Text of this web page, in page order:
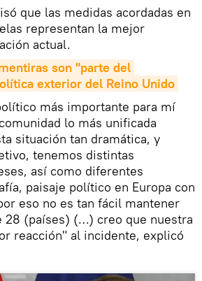
que las medidas acordadas en
representan la mejor
actual.
son "parte del
exterior del Reino Unido
más importante para mí
lo más unificada
situación tan dramática, y
tenemos distintas
así como diferentes
paisaje político en Europa con
eso no es tan fácil mantener
28 (países) (…) creo que nuestra
reacción" al incidente, explicó